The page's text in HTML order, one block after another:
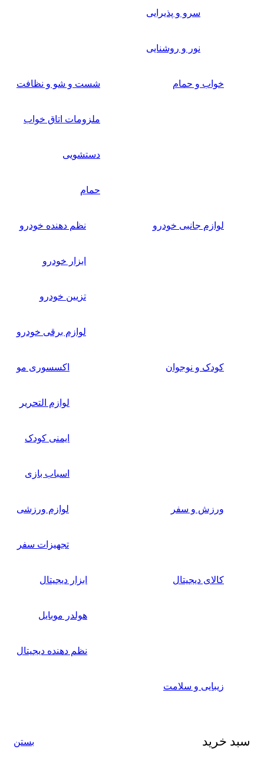
سرو و پذیرایی
نور و روشنایی
خواب و حمام شست و شو و نظافت
ملزومات اتاق خواب
دستشویی
حمام
لوازم جانبی خودرو نظم دهنده خودرو
ابزار خودرو
تزیین خودرو
لوازم برقی خودرو
کودک و نوجوان اکسسوری مو
لوازم التحریر
ایمنی کودک
اسباب بازی
ورزش و سفر لوازم ورزشی
تجهیزات سفر
کالای دیجیتال ابزار دیجیتال
هولدر موبایل
نظم دهنده دیجیتال
زیبایی و سلامت
سبد خرید بستن